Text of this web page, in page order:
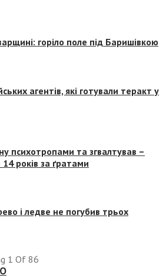
горіло поле під Баришівкою
агентів, які готували теракт у
психотропами та згвалтував –
років за ґратами
і ледве не погубив трьох
1 Of 86